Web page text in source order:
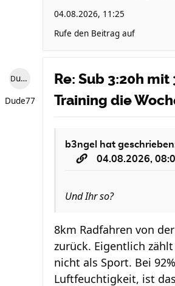
04.08.2026, 11:25
Rufe den Beitrag auf
Dude77
Dude77
Re: Sub 3:20h mit
Training die
b3ngel
hat
04.08.2026,
Und Ihr so?
8km Radfahren von
zurück. Eigentlich
nicht als Sport. Bei 92%
Luftfeuchtigkeit, ist